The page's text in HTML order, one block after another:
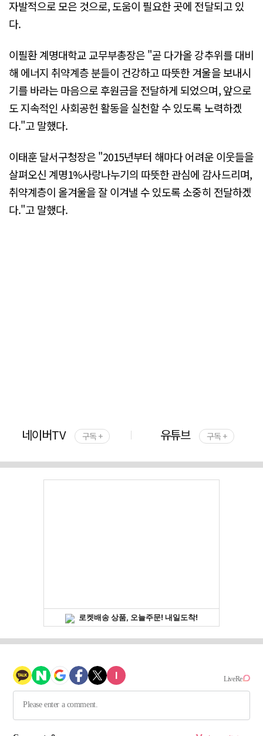
자발적으로 모은 것으로, 도움이 필요한 곳에 전달되고 있
다.
이필환 계명대학교 교무부총장은 "곧 다가올 강추위를 대비
해 에너지 취약계층 분들이 건강하고 따뜻한 겨울을 보내시
기를 바라는 마음으로 후원금을 전달하게 되었으며, 앞으로
도 지속적인 사회공헌 활동을 실천할 수 있도록 노력하겠
다."고 말했다.
이태훈 달서구청장은 "2015년부터 해마다 어려운 이웃들을
살펴오신 계명1%사랑나누기의 따뜻한 관심에 감사드리며,
취약계층이 올겨울을 잘 이겨낼 수 있도록 소중히 전달하겠
다."고 말했다.
네이버TV 구독 + 유튜브 구독 +